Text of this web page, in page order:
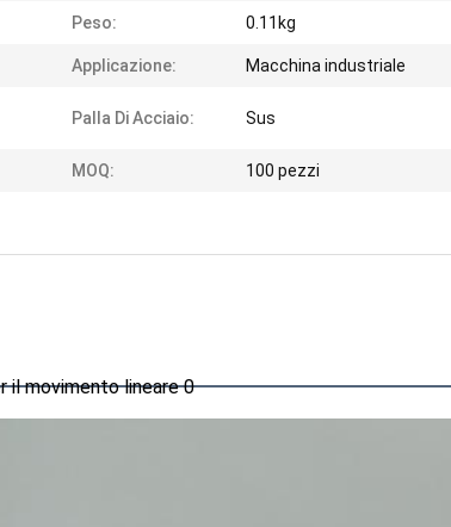
Peso: 0.11kg
Applicazione: Macchina industriale
Palla Di Acciaio: Sus
MOQ: 100 pezzi